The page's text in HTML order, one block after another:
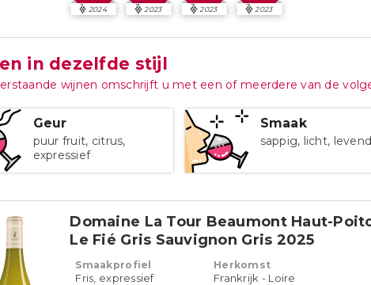
2024 2023 2023 2023
in dezelfde stijl
wijnen omschrijft u met een of meerdere van de
Geur
puur fruit, citrus,
expressief
Smaak
sappig, licht,
Domaine La Tour Beaumont Haut-
Le Fié Gris Sauvignon Gris 2025
Smaakprofiel
Fris, expressief
Herkomst
Frankrijk - Loire